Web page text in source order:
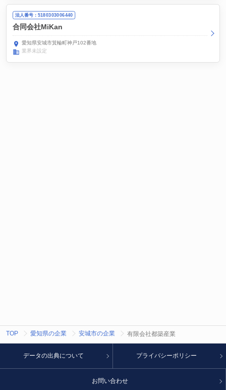
法人番号：5180303006440
合同会社MiKan
愛知県安城市箕輪町神戸102番地
業界未設定
TOP 愛知県の企業 安城市の企業 有限会社都築産業
データの出典について プライバシーポリシー
お問い合わせ